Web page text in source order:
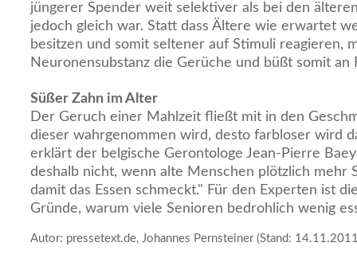
jüngerer Spender weit selektiver als bei den
jedoch gleich war. Statt dass Ältere wie erwartet
besitzen und somit seltener auf Stimuli reagieren,
Neuronensubstanz die Gerüche und büßt somit an
Süßer Zahn im Alter
Der Geruch einer Mahlzeit fließt mit in den
dieser wahrgenommen wird, desto farbloser wird
erklärt der belgische Gerontologe Jean-Pierre
deshalb nicht, wenn alte Menschen plötzlich mehr
damit das Essen schmeckt." Für den Experten ist
Gründe, warum viele Senioren bedrohlich wenig
Autor: pressetext.de, Johannes Pernsteiner (Stand: